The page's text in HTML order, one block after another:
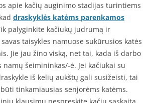
apie kačių auginimo stadijas turintiems
draskyklės katėms parenkamos
palyginkite kačiukų judrumą ir
taisykles namuose sukūrusios katės
Jie jau žino viską, net tai, kada iš darbo
šeimininkas/-ė. Jei kačiukai su
iš kelių aukštų gali susižeisti, tai
tinkamiausias senjorėms katėms.